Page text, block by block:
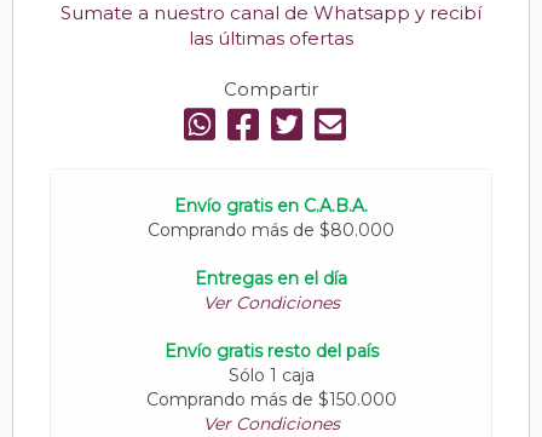
Sumate a nuestro canal de Whatsapp y recibí
las últimas ofertas
Compartir
Envío gratis en C.A.B.A.
Comprando más de $80.000
Entregas en el día
Ver Condiciones
Envío gratis resto del país
Sólo 1 caja
Comprando más de $150.000
Ver Condiciones